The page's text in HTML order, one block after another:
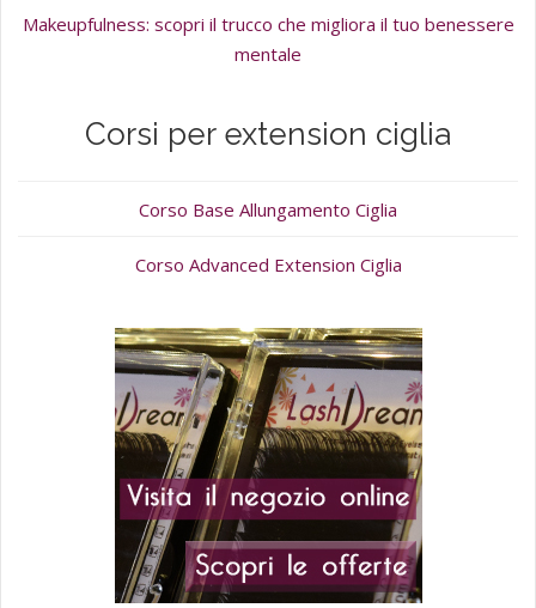
Makeupfulness: scopri il trucco che migliora il tuo benessere
mentale
Corsi per extension ciglia
Corso Base Allungamento Ciglia
Corso Advanced Extension Ciglia